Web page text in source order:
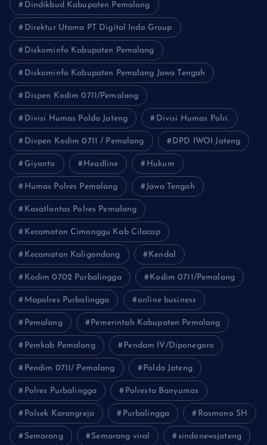
Dindikbud Kabupaten Pemalang
Direktur Utama PT Digital Indo Group
Diskominfo Kabupaten Pemalang
Diskominfo Kabupaten Pemalang Jawa Tengah
Dispen Kodim 0711/Pemalang
Divisi Humas Polda Jateng Divisi Humas Polri.
Divpen Kodim 0711 / Pemalang DPD IWOI Jateng
Giyanto Headline Hukum
Humas Polres Pemalang Jawa Tengah
Kasatlantas Polres Pemalang
Kecamatan Cimanggu Kab Cilacap
Kecamatan Kaligondang Kendal
Kodim 0702 Purbalingga Kodim 0711/Pemalang
Mapolres Purbalingga online business
Pemalang Pemerintah Kabupaten Pemalang
Pemkab Pemalang Pendam IV/Diponegoro
Pendim 0711/ Pemalang Polda Jateng
Polres Purbalingga Polresta Banyumas
Polsek Karangreja Purbalingga Rasmono SH
Semarang Semarang viral sindonewsjateng